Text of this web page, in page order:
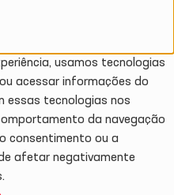
usamos tecnologias
acessar informações do
essas tecnologias nos
da navegação
consentimento ou a
afetar negativamente